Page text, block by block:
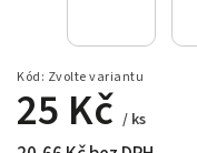
Kód: Zvolte variantu
25 Kč / ks